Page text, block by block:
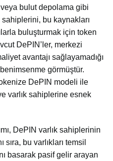
veya bulut depolama gibi
sahiplerini, bu kaynakları
buluşturmak için token
DePIN’ler, merkezi
avantajı sağlayamadığı
benimsenme görmüştür.
DePIN modeli ile
varlık sahiplerine esnek
DePIN varlık sahiplerinin
sıra, bu varlıkları temsil
basarak pasif gelir arayan